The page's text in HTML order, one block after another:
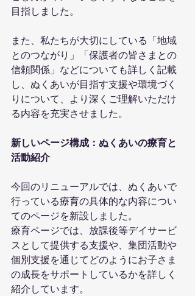
目指しました。
また、私たちが大切にしている「地域
とのつながり」「保護者の皆さまとの
信頼関係」などについても詳しく記載
し、ぬくあいが目指す支援や環境づく
りについて、より深くご理解いただけ
る内容を充実させました。
新しいページ構成：ぬくあいの療育と
活動紹介
今回のリニューアルでは、ぬくあいで
行っている療育の具体的な内容につい
てのページを新設しました。
療育ページでは、放課後等デイサービ
スとして提供する支援や、集団活動や
個別支援を通じてどのようにお子さま
の成長をサポートしているかを詳しく
紹介しています。